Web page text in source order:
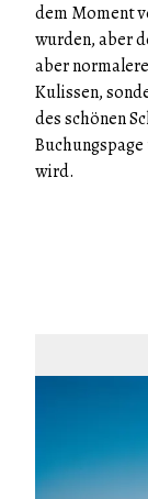
dem Moment
wurden, aber
aber
Kulissen,
des schönen
wird.